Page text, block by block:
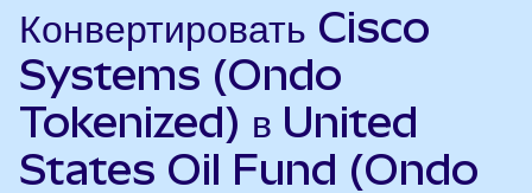
Конвертировать Cisco
Systems (Ondo
Tokenized) в United
States Oil Fund (Ondo